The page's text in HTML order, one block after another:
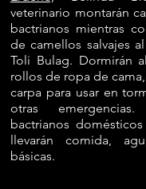
veterinario montarán
bactrianos mientras
de camellos salvajes
Toli Bulag. Dormirán
rollos de ropa de
carpa para usar en
otras
bactrianos
llevarán comida,
básicas.